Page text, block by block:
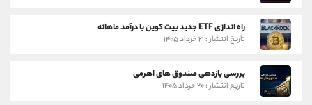
راه اندازی ETF جدید بیت کوین با درآمد ماهانه
تاریخ انتشار : ۲۱ خرداد ۱۴۰۵
بررسی بازدهی صندوق های اهرمی
تاریخ انتشار : ۲۰ خرداد ۱۴۰۵